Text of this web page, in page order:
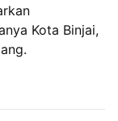
Kota Binjai,